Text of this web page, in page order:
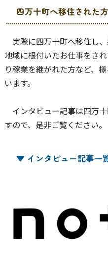
四万十町へ移住された
実際に四万十町へ移住し、
地域に根付いたお仕事をさ
り稼業を継がれた方など、
います。
インタビュー記事は四万
すので、是非ご覧ください。
▼ インタビュー記事一